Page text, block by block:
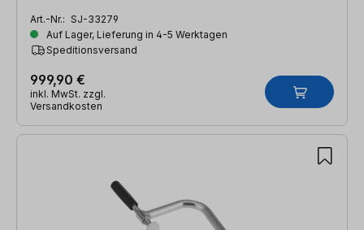
Art.-Nr.: SJ-33279
Auf Lager, Lieferung in 4-5 Werktagen
Speditionsversand
999,90 €
inkl. MwSt. zzgl.
Versandkosten